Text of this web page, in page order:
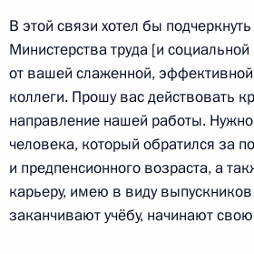
27 мая 2020 года, 18:00
Встреча с врио главы
19 июля 2019 года, 21:45
Встреча с Алексеем Текслером
В этой связи хотел бы
Министерства труда [и
от вашей слаженной,
коллеги. Прошу вас действовать
направление нашей работы.
человека, который обратился за
и предпенсионного возраста, а
карьеру, имею в виду
заканчивают учёбу, начинают